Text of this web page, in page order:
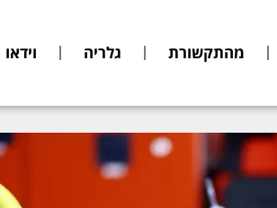
מהתקשורת גלריה וידאו